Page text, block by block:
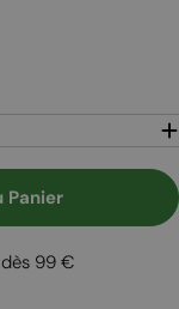
De
Ensemble
Panier
99 €